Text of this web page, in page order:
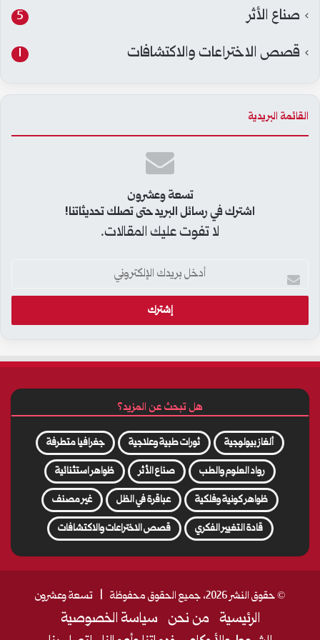
صناع الأثر 5
قصص الاختراعات والاكتشافات 1
القائمة البريدية
تسعة وعشرون
اشترك في رسائل البريد حتى تصلك تحديثاتنا!
لا تفوت عليك المقالات.
د
خ
ل
ب
ر
ل
هل تبحث عن المزيد؟
ألغاز بيولوجية ثورات طبية وعلاجية
جغرافيا متطرفة
رواد العلوم والطب
صناع الأثر
ظواهر استثنائية
ظواهر كونية وفلكية
عباقرة في الظل
غير مصنف
قادة التغيير الفكري
قصص الاختراعات والاكتشافات
© حقوق النشر 2026، جميع الحقوق محفوظة | تسعة وعشرون
الرئيسية من نحن سياسة الخصوصية